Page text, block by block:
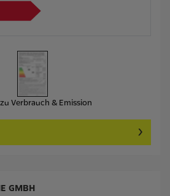
Verbrauch & Emission
GMBH